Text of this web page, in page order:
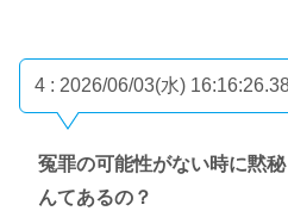
4 : 2026/06/03(水)
冤罪の可能性がない時に黙
んてあるの？